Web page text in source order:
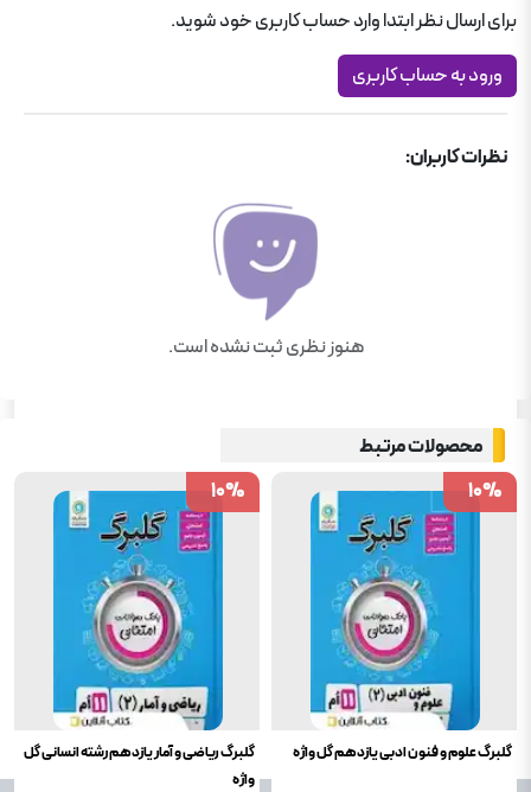
برای ارسال نظر ابتدا وارد حساب کاربری خود شوید.
ورود به حساب کاربری
نظرات کاربران:
هنوز نظری ثبت نشده است.
محصولات مرتبط
گلبرگ علوم و فنون ادبی یازدهم گل واژه
10%
10%
گلبرگ ریاضی و آمار یازدهم رشته انسانی گل
واژه
10%
10%